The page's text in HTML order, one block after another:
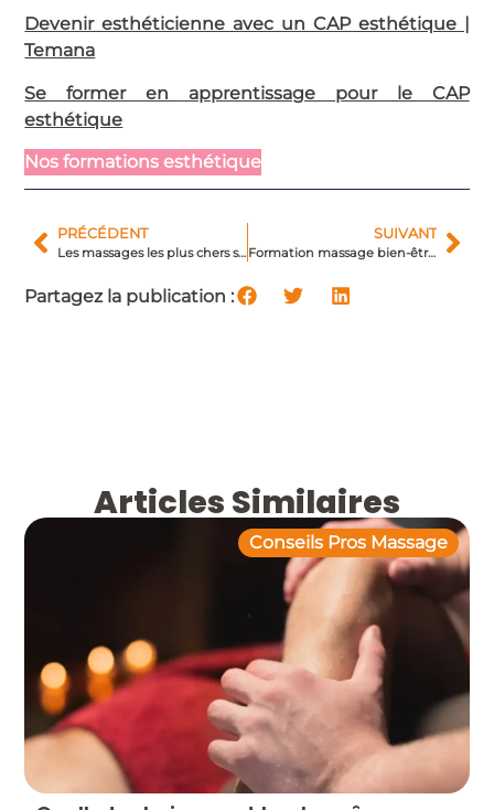
Devenir esthéticienne avec un CAP esthétique |
Temana
Se former en apprentissage pour le CAP
esthétique
Nos formations esthétique
PRÉCÉDENT
Les massages les plus chers sont-ils les meilleurs ?
SUIVANT
Formation massage bien-être : les formations tendances cette année
Partagez la publication :
Articles Similaires
Conseils Pros Massage